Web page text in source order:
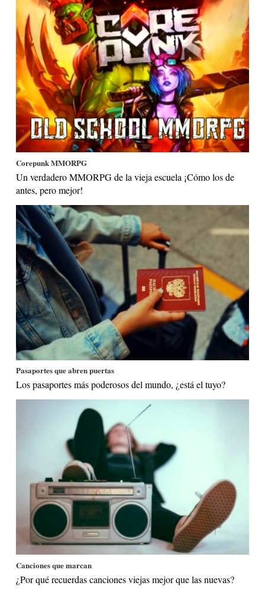
Corepunk MMORPG
Un verdadero MMORPG de la vieja escuela ¡Cómo los de
antes, pero mejor!
Pasaportes que abren puertas
Los pasaportes más poderosos del mundo, ¿está el tuyo?
Canciones que marcan
¿Por qué recuerdas canciones viejas mejor que las nuevas?